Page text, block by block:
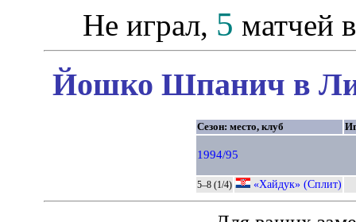
Не играл, 5 матчей
Йошко Шпанич в
Сезон: место, клуб
1994/95
5–8 (1/4) «Хайдук» (Сплит)